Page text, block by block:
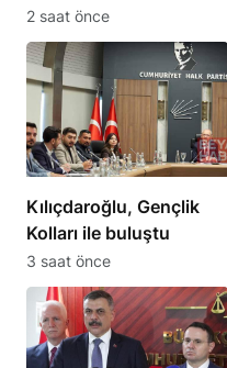
başlatıldı
2 saat önce
Kılıçdaroğlu, Gençlik
Kolları ile buluştu
3 saat önce